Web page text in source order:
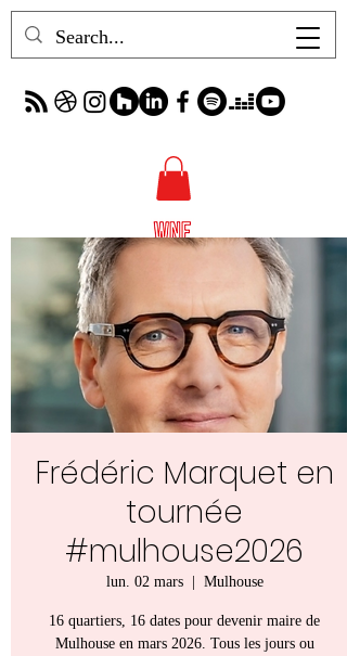
Frédéric Marquet en
tournée
#mulhouse2026
lun. 02 mars
  |
Mulhouse
16 quartiers, 16 dates pour devenir maire de
Mulhouse en mars 2026. Tous les jours ou